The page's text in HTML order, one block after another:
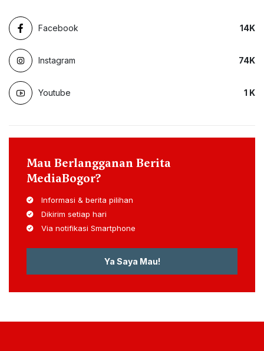
Facebook 14K
Instagram 74K
Youtube 1 K
Mau Berlangganan Berita
MediaBogor?
Informasi & berita pilihan
Dikirim setiap hari
Via notifikasi Smartphone
Ya Saya Mau!